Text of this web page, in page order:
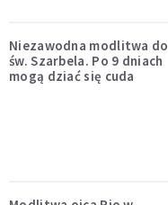
Niezawodna modlitwa do
św. Szarbela. Po 9 dniach
mogą dziać się cuda